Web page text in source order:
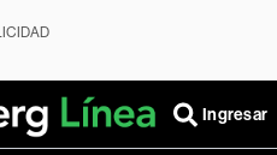
Ingresar